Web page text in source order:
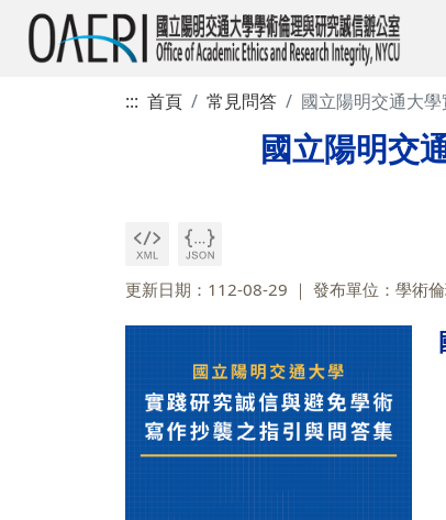
::: 首頁 常見問答 國立陽明交通大
國立陽明交
更新日期：112-08-29 發布單位：學術